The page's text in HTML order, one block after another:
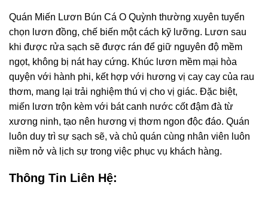
Quán Miến Lươn Bún Cá O Quỳnh thường xuyên tuyển
chọn lươn đồng, chế biến một cách kỹ lưỡng. Lươn sau
khi được rửa sạch sẽ được rán để giữ nguyên độ mềm
ngọt, không bị nát hay cứng. Khúc lươn mềm mại hòa
quyện với hành phi, kết hợp với hương vị cay cay của rau
thơm, mang lại trải nghiệm thú vị cho vị giác. Đặc biệt,
miến lươn trộn kèm với bát canh nước cốt đậm đà từ
xương ninh, tạo nên hương vị thơm ngon độc đáo. Quán
luôn duy trì sự sạch sẽ, và chủ quán cùng nhân viên luôn
niềm nở và lịch sự trong việc phục vụ khách hàng.
Thông Tin Liên Hệ: